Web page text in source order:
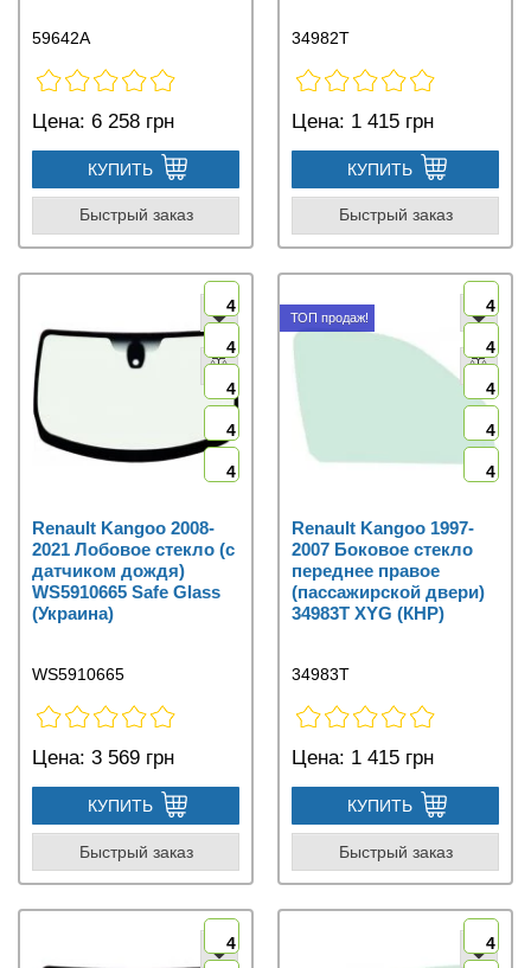
59642A
Цена: 6 258 грн
КУПИТЬ
Быстрый заказ
34982T
Цена: 1 415 грн
КУПИТЬ
Быстрый заказ
4
4
4
4
4
Renault Kangoo 2008-
2021 Лобовое стекло (с
датчиком дождя)
WS5910665 Safe Glass
(Украина)
WS5910665
Цена: 3 569 грн
КУПИТЬ
Быстрый заказ
ТОП продаж!
4
4
4
4
4
Renault Kangoo 1997-
2007 Боковое стекло
переднее правое
(пассажирской двери)
34983T XYG (КНР)
34983T
Цена: 1 415 грн
КУПИТЬ
Быстрый заказ
4 4